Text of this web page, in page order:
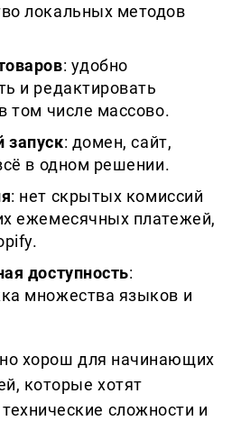
локальных методов
: удобно
и редактировать
том числе массово.
запуск: домен, сайт,
в одном решении.
: нет скрытых комиссий
ежемесячных платежей,
доступность:
множества языков и
хорош для начинающих
которые хотят
сложности и